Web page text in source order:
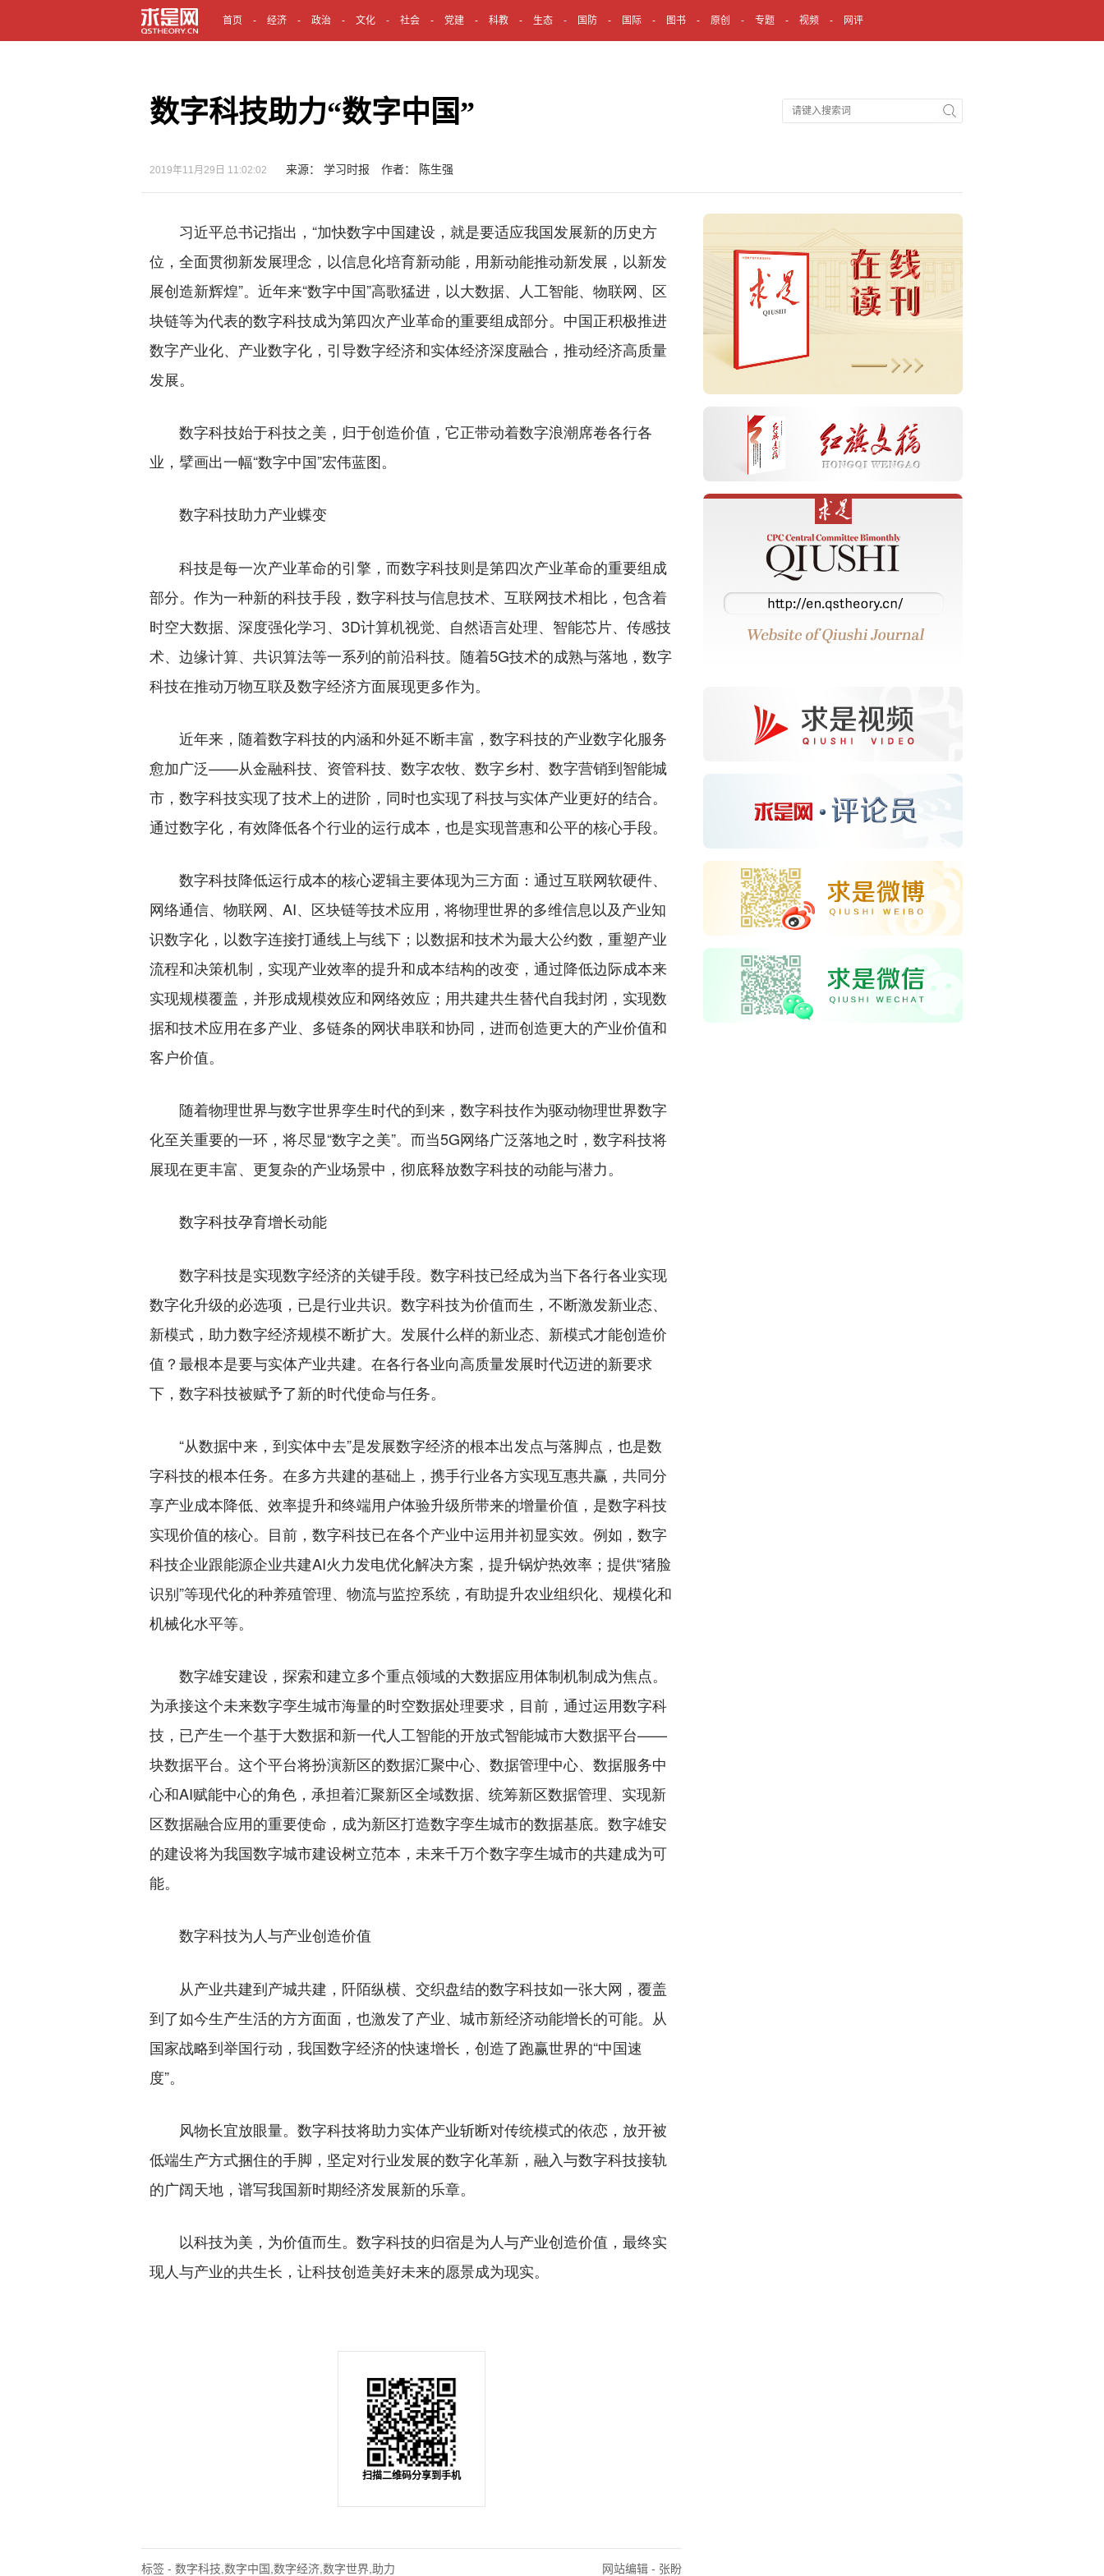
首页 经济 政治 文化 社会 党建 科教 生态 国防 国际 图书 原创 专题 视频 网评
数字科技助力“数字中国”
2019年11月29日 11:02:02 来源： 学习时报 作者： 陈生强
习近平总书记指出，“加快数字中国建设，就是要适应我国发展新的历史方
位，全面贯彻新发展理念，以信息化培育新动能，用新动能推动新发展，以新发
展创造新辉煌”。近年来“数字中国”高歌猛进，以大数据、人工智能、物联网、区
块链等为代表的数字科技成为第四次产业革命的重要组成部分。中国正积极推进
数字产业化、产业数字化，引导数字经济和实体经济深度融合，推动经济高质量
发展。
数字科技始于科技之美，归于创造价值，它正带动着数字浪潮席卷各行各
业，擘画出一幅“数字中国”宏伟蓝图。
数字科技助力产业蝶变
科技是每一次产业革命的引擎，而数字科技则是第四次产业革命的重要组成
部分。作为一种新的科技手段，数字科技与信息技术、互联网技术相比，包含着
时空大数据、深度强化学习、3D计算机视觉、自然语言处理、智能芯片、传感技
术、边缘计算、共识算法等一系列的前沿科技。随着5G技术的成熟与落地，数字
科技在推动万物互联及数字经济方面展现更多作为。
近年来，随着数字科技的内涵和外延不断丰富，数字科技的产业数字化服务
愈加广泛——从金融科技、资管科技、数字农牧、数字乡村、数字营销到智能城
市，数字科技实现了技术上的进阶，同时也实现了科技与实体产业更好的结合。
通过数字化，有效降低各个行业的运行成本，也是实现普惠和公平的核心手段。
数字科技降低运行成本的核心逻辑主要体现为三方面：通过互联网软硬件、
网络通信、物联网、AI、区块链等技术应用，将物理世界的多维信息以及产业知
识数字化，以数字连接打通线上与线下；以数据和技术为最大公约数，重塑产业
流程和决策机制，实现产业效率的提升和成本结构的改变，通过降低边际成本来
实现规模覆盖，并形成规模效应和网络效应；用共建共生替代自我封闭，实现数
据和技术应用在多产业、多链条的网状串联和协同，进而创造更大的产业价值和
客户价值。
随着物理世界与数字世界孪生时代的到来，数字科技作为驱动物理世界数字
化至关重要的一环，将尽显“数字之美”。而当5G网络广泛落地之时，数字科技将
展现在更丰富、更复杂的产业场景中，彻底释放数字科技的动能与潜力。
数字科技孕育增长动能
数字科技是实现数字经济的关键手段。数字科技已经成为当下各行各业实现
数字化升级的必选项，已是行业共识。数字科技为价值而生，不断激发新业态、
新模式，助力数字经济规模不断扩大。发展什么样的新业态、新模式才能创造价
值？最根本是要与实体产业共建。在各行各业向高质量发展时代迈进的新要求
下，数字科技被赋予了新的时代使命与任务。
“从数据中来，到实体中去”是发展数字经济的根本出发点与落脚点，也是数
字科技的根本任务。在多方共建的基础上，携手行业各方实现互惠共赢，共同分
享产业成本降低、效率提升和终端用户体验升级所带来的增量价值，是数字科技
实现价值的核心。目前，数字科技已在各个产业中运用并初显实效。例如，数字
科技企业跟能源企业共建AI火力发电优化解决方案，提升锅炉热效率；提供“猪脸
识别”等现代化的种养殖管理、物流与监控系统，有助提升农业组织化、规模化和
机械化水平等。
数字雄安建设，探索和建立多个重点领域的大数据应用体制机制成为焦点。
为承接这个未来数字孪生城市海量的时空数据处理要求，目前，通过运用数字科
技，已产生一个基于大数据和新一代人工智能的开放式智能城市大数据平台——
块数据平台。这个平台将扮演新区的数据汇聚中心、数据管理中心、数据服务中
心和AI赋能中心的角色，承担着汇聚新区全域数据、统筹新区数据管理、实现新
区数据融合应用的重要使命，成为新区打造数字孪生城市的数据基底。数字雄安
的建设将为我国数字城市建设树立范本，未来千万个数字孪生城市的共建成为可
能。
数字科技为人与产业创造价值
从产业共建到产城共建，阡陌纵横、交织盘结的数字科技如一张大网，覆盖
到了如今生产生活的方方面面，也激发了产业、城市新经济动能增长的可能。从
国家战略到举国行动，我国数字经济的快速增长，创造了跑赢世界的“中国速
度”。
风物长宜放眼量。数字科技将助力实体产业斩断对传统模式的依恋，放开被
低端生产方式捆住的手脚，坚定对行业发展的数字化革新，融入与数字科技接轨
的广阔天地，谱写我国新时期经济发展新的乐章。
以科技为美，为价值而生。数字科技的归宿是为人与产业创造价值，最终实
现人与产业的共生长，让科技创造美好未来的愿景成为现实。
扫描二维码分享到手机
标签 - 数字科技,数字中国,数字经济,数字世界,助力 网站编辑 - 张盼